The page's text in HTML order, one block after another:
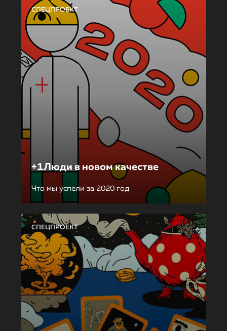
СПЕЦПРОЕКТ
+1Люди в новом качестве
Что мы успели за 2020 год
СПЕЦПРОЕКТ